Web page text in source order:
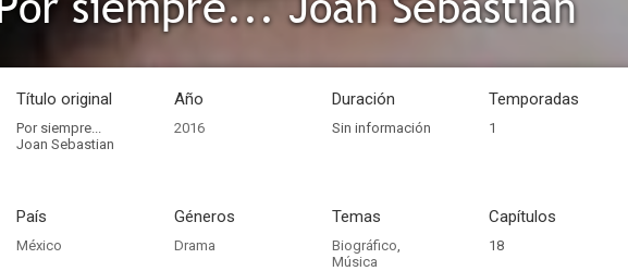
Título original
Por siempre...
Joan Sebastian
Año
2016
Duración
Sin información
Temporadas
1
País
México
Géneros
Drama
Temas
Biográfico,
Música
Capítulos
18